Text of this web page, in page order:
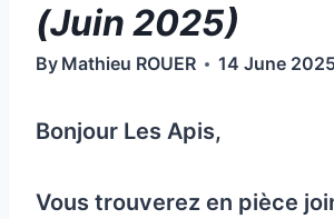
(Juin 2025)
By Mathieu ROUER 14 June
Bonjour Les Apis,
Vous trouverez en pièce